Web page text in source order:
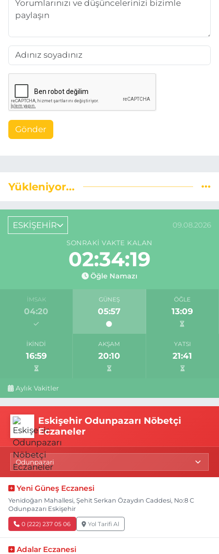
Gönder
Yükleniyor...
ESKİŞEHİR 09.08.2026
SONRAKI VAKTE KALAN
02:34:18
Öğle Namazı
İMSAK
04:20
GÜNEŞ
05:57
ÖĞLE
13:09
İKINDI
16:59
AKŞAM
20:10
YATSI
21:41
Aylık Vakitler
Eskişehir Odunpazarı Nöbetçi
Eczaneler
Yeni Güneş Eczanesi
Yenidoğan Mahallesi, Şehit Serkan Özaydın Caddesi, No:8 C
Odunpazarı Eskişehir
0 (222) 237 05 06 Yol Tarifi Al
Adalar Eczanesi